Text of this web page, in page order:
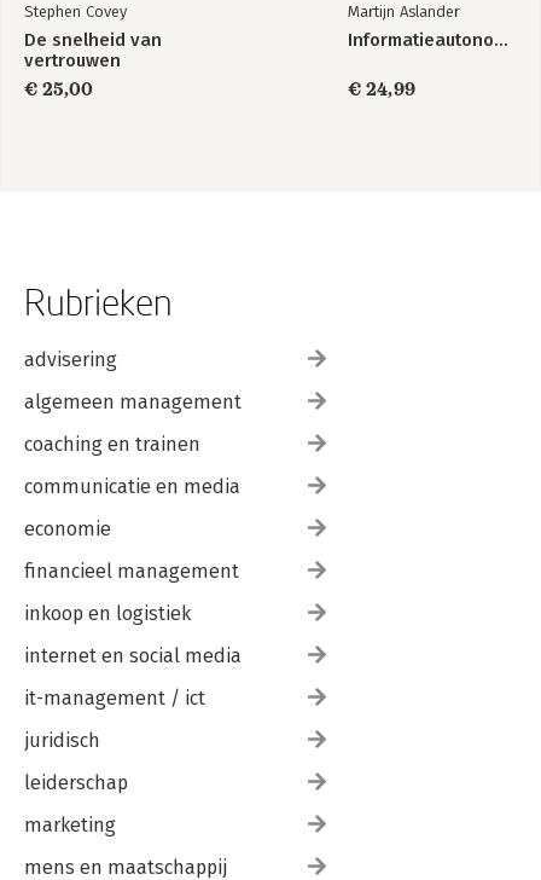
Stephen Covey
De snelheid van
vertrouwen
€ 25,00
Martijn Aslander
Informatieautonomie
€ 24,99
Rubrieken
advisering
algemeen management
coaching en trainen
communicatie en media
economie
financieel management
inkoop en logistiek
internet en social media
it-management / ict
juridisch
leiderschap
marketing
mens en maatschappij